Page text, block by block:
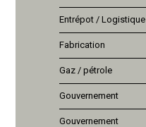
Entrépot / Logistique
Fabrication
Gaz / pétrole
Gouvernement
Gouvernement